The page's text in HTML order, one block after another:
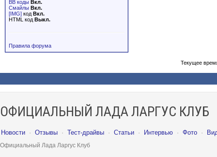
BB коды Вкл.
Смайлы Вкл.
[IMG] код Вкл.
HTML код Выкл.
Правила форума
Текущее
ОФИЦИАЛЬНЫЙ ЛАДА ЛАРГУС КЛУБ
Новости · Отзывы · Тест-драйвы · Статьи · Интервью · Фото ·
Официальный Лада Ларгус Клуб